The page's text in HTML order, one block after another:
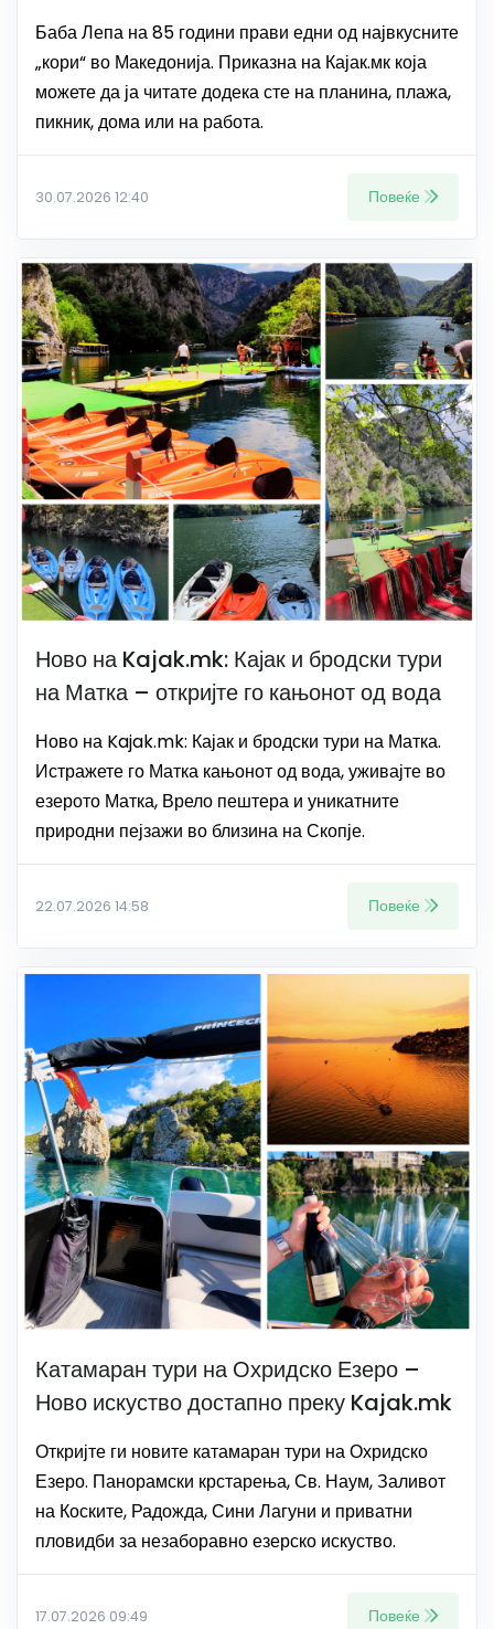
Баба Лепа на 85 години прави едни од највкусните
„кори“ во Македонија. Приказна на Кајак.мк која
можете да ја читате додека сте на планина, плажа,
пикник, дома или на работа.
30.07.2026 12:40 Повеќе
Ново на Kajak.mk: Кајак и бродски тури
на Матка – откријте го кањонот од вода
Ново на Kajak.mk: Кајак и бродски тури на Матка.
Истражете го Матка кањонот од вода, уживајте во
езерото Матка, Врело пештера и уникатните
природни пејзажи во близина на Скопје.
22.07.2026 14:58 Повеќе
Катамаран тури на Охридско Езеро –
Ново искуство достапно преку Kajak.mk
Откријте ги новите катамаран тури на Охридско
Езеро. Панорамски крстарења, Св. Наум, Заливот
на Коските, Радожда, Сини Лагуни и приватни
пловидби за незаборавно езерско искуство.
17.07.2026 09:49 Повеќе